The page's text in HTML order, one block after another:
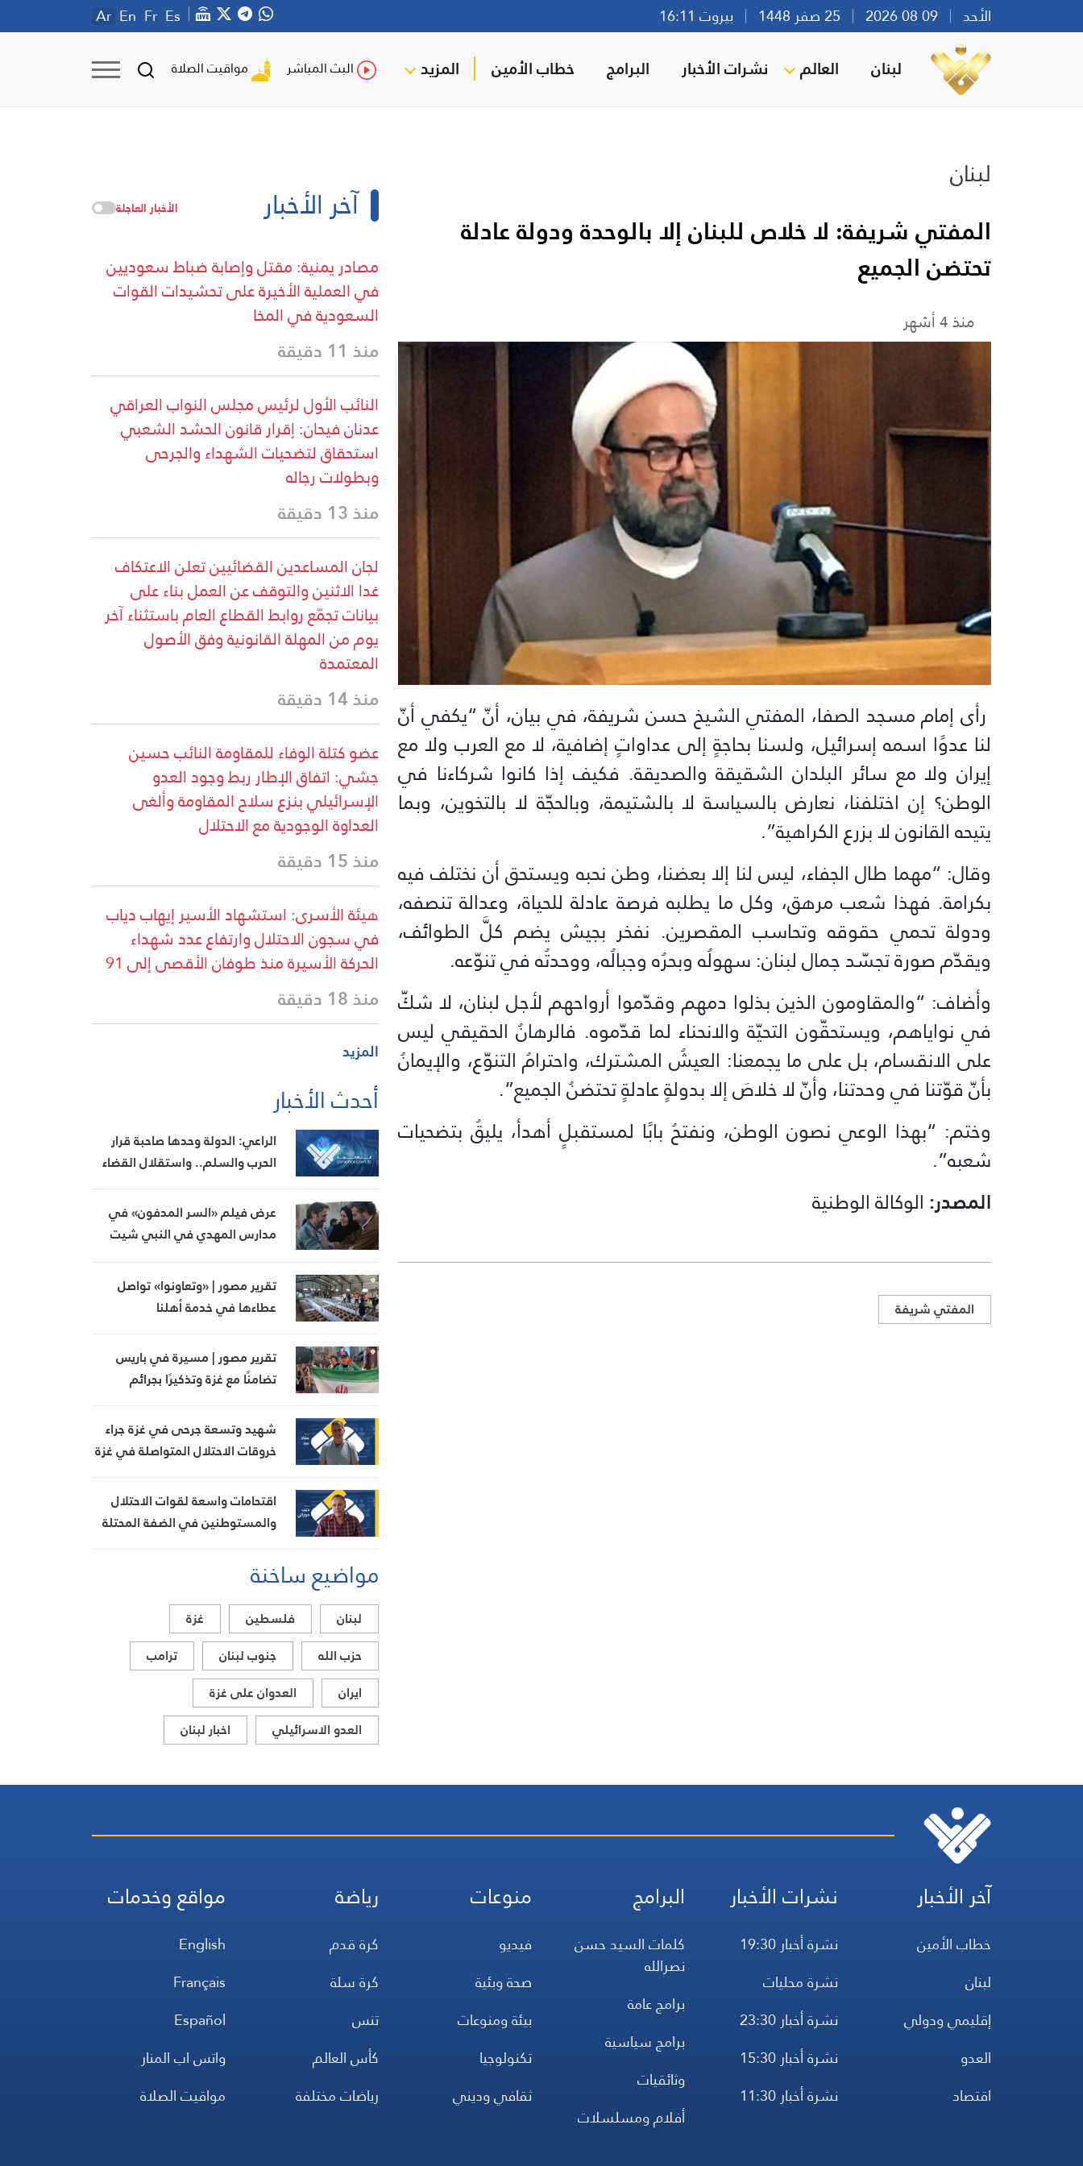
الأحد بيروت 16:11 Ar En Fr Es
لبنان العالم نشرات الأخبار البرامج خطاب الأمين المزيد البث المباشر مواقيت الصلاة
لبنان
المفتي شريفة: لا خلاص للبنان إلا بالوحدة ودولة عادلة
تحتضن الجميع
منذ 4 أشهر
رأى إمام مسجد الصفا، المفتي الشيخ حسن شريفة، في بيان، أنّ “يكفي أنّ
لنا عدوًا اسمه إسرائيل، ولسنا بحاجةٍ إلى عداواتٍ إضافية، لا مع العرب ولا مع
إيران ولا مع سائر البلدان الشقيقة والصديقة. فكيف إذا كانوا شركاءنا في
الوطن؟ إن اختلفنا، نعارض بالسياسة لا بالشتيمة، وبالحجّة لا بالتخوين، وبما
يتيحه القانون لا بزرع الكراهية”.
وقال: “مهما طال الجفاء، ليس لنا إلا بعضنا، وطن نحبه ويستحق أن نختلف فيه
بكرامة. فهذا شعب مرهق، وكل ما يطلبه فرصة عادلة للحياة، وعدالة تنصفه،
ودولة تحمي حقوقه وتحاسب المقصرين. نفخر بجيش يضم كلَّ الطوائف،
ويقدّم صورة تجسّد جمال لبنان: سهولُه وبحرُه وجبالُه، ووحدتُه في تنوّعه.
وأضاف: “والمقاومون الذين بذلوا دمهم وقدّموا أرواحهم لأجل لبنان، لا شكّ
في نواياهم، ويستحقّون التحيّة والانحناء لما قدّموه. فالرهانُ الحقيقي ليس
على الانقسام، بل على ما يجمعنا: العيشُ المشترك، واحترامُ التنوّع، والإيمانُ
بأنّ قوّتنا في وحدتنا، وأنّ لا خلاصَ إلا بدولةٍ عادلةٍ تحتضنُ الجميع”.
وختم: “بهذا الوعي نصون الوطن، ونفتحُ بابًا لمستقبلٍ أهدأ، يليقُ بتضحيات
شعبه”.
المصدر: الوكالة الوطنية
المفتي شريفة
آخر الأخبار الأخبار العاجلة
مصادر يمنية: مقتل وإصابة ضباط سعوديين
في العملية الأخيرة على تحشيدات القوات
السعودية في المخا
منذ 11 دقيقة
النائب الأول لرئيس مجلس النواب العراقي
عدنان فيحان: إقرار قانون الحشد الشعبي
استحقاق لتضحيات الشهداء والجرحى
وبطولات رجاله
منذ 13 دقيقة
لجان المساعدين القضائيين تعلن الاعتكاف
غدا الاثنين والتوقف عن العمل بناء على
بيانات تجمّع روابط القطاع العام باستثناء آخر
يوم من المهلة القانونية وفق الأصول
المعتمدة
منذ 14 دقيقة
عضو كتلة الوفاء للمقاومة النائب حسين
جشي: اتفاق الإطار ربط وجود العدو
الإسرائيلي بنزع سلاح المقاومة وألغى
العداوة الوجودية مع الاحتلال
منذ 15 دقيقة
هيئة الأسرى: استشهاد الأسير إيهاب دياب
في سجون الاحتلال وارتفاع عدد شهداء
الحركة الأسيرة منذ طوفان الأقصى إلى 91
منذ 18 دقيقة
المزيد
أحدث الأخبار
الراعي: الدولة وحدها صاحبة قرار
الحرب والسلم.. واستقلال القضاء
عرض فيلم «السر المدفون» في
مدارس المهدي في النبي شيت
تقرير مصور | «وتعاونوا» تواصل
عطاءها في خدمة أهلنا
تقرير مصور | مسيرة في باريس
تضامنًا مع غزة وتذكيرًا بجرائم
شهيد وتسعة جرحى في غزة جراء
خروقات الاحتلال المتواصلة في غزة
اقتحامات واسعة لقوات الاحتلال
والمستوطنين في الضفة المحتلة
مواضيع ساخنة
لبنان فلسطين
غزة
حزب الله
جنوب لبنان
ترامب
ايران
العدوان على غزة
العدو الاسرائيلي
اخبار لبنان
آخر الأخبار
خطاب الأمين
لبنان
إقليمي ودولي
العدو
اقتصاد
نشرات الأخبار
نشرة أخبار 19:30
نشرة محليات
نشرة أخبار 23:30
نشرة أخبار 15:30
نشرة أخبار 11:30
البرامج
كلمات السيد حسن
نصرالله
برامج عامة
برامج سياسية
وثائقيات
أفلام ومسلسلات
منوعات
فيديو
صحة وبئية
بيئة ومنوعات
تكنولوجيا
ثقافي وديني
رياضة
كرة قدم
كرة سلة
تنس
كأس العالم
رياضات مختلفة
مواقع وخدمات
English
Français
Español
واتس اب المنار
مواقيت الصلاة